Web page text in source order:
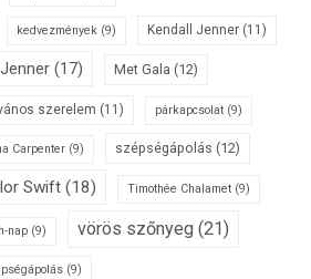
kedvezmények (9) Kendall Jenner (11)
(17) Met Gala (12)
szerelem (11) párkapcsolat (9)
Carpenter (9) szépségápolás (12)
Swift (18) Timothée Chalamet (9)
nap (9) vörös szőnyeg (21)
(9)